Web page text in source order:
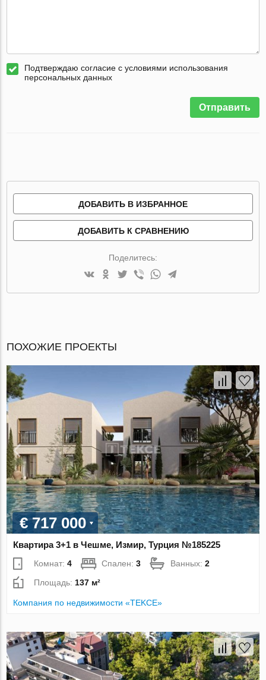
Подтверждаю согласие с условиями использования
персональных данных
Отправить
ДОБАВИТЬ В ИЗБРАННОЕ
ДОБАВИТЬ К СРАВНЕНИЮ
Поделитесь:
ПОХОЖИЕ ПРОЕКТЫ
€ 717 000
Квартира 3+1 в Чешме, Измир, Турция №185225
Комнат:4 Спален:3 Ванных:2
Площадь:137 м²
Компания по недвижимости «TEKCE»